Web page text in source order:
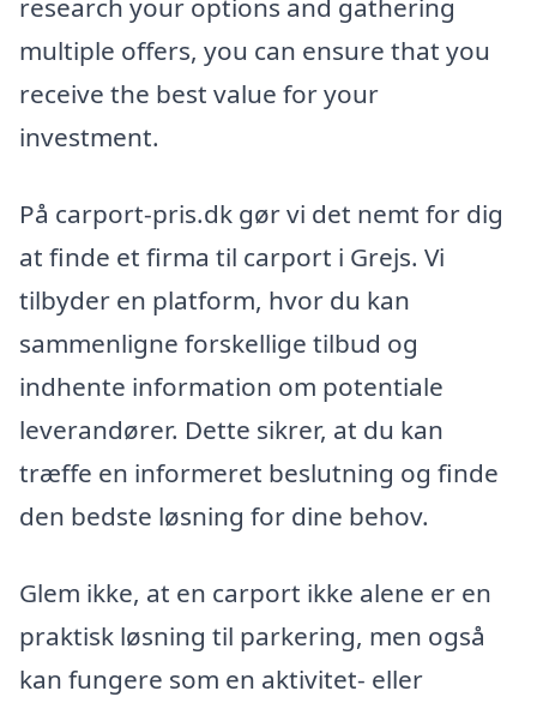
research your options and gathering
multiple offers, you can ensure that you
receive the best value for your
investment.
På carport-pris.dk gør vi det nemt for dig
at finde et firma til carport i Grejs. Vi
tilbyder en platform, hvor du kan
sammenligne forskellige tilbud og
indhente information om potentiale
leverandører. Dette sikrer, at du kan
træffe en informeret beslutning og finde
den bedste løsning for dine behov.
Glem ikke, at en carport ikke alene er en
praktisk løsning til parkering, men også
kan fungere som en aktivitet- eller